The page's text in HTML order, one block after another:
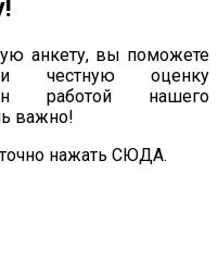
анкету, вы поможете
и честную оценку
работой нашего
важно!
нажать СЮДА.